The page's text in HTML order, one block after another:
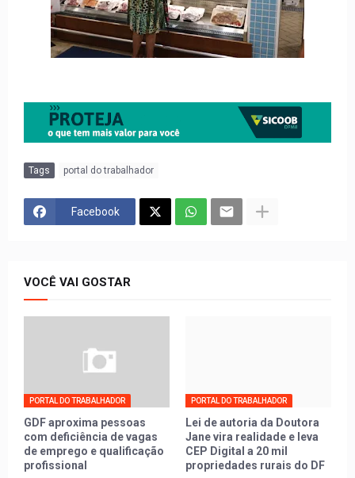
Tags portal do trabalhador
Facebook
VOCÊ VAI GOSTAR
PORTAL DO TRABALHADOR
GDF aproxima pessoas
com deficiência de vagas
de emprego e qualificação
profissional
PORTAL DO TRABALHADOR
Lei de autoria da Doutora
Jane vira realidade e leva
CEP Digital a 20 mil
propriedades rurais do DF